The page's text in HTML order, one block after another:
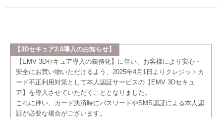
【3Dセキュア2.0導入のお知らせ】
【EMV 3Dセキュア導入の義務化】に伴い、お客様により安心・
安全にお買い物いただけるよう、2025年4月1日よりクレジットカ
ード不正利用対策として本人認証サービスの【EMV 3Dセキュ
ア】を導入させていただくこととなりました。
これに伴い、カード決済時にパスワードやSMS認証による本人認
証が必要な場合がございます。